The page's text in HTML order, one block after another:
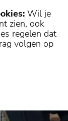
Wil je
zien, ook
regelen dat
volgen op